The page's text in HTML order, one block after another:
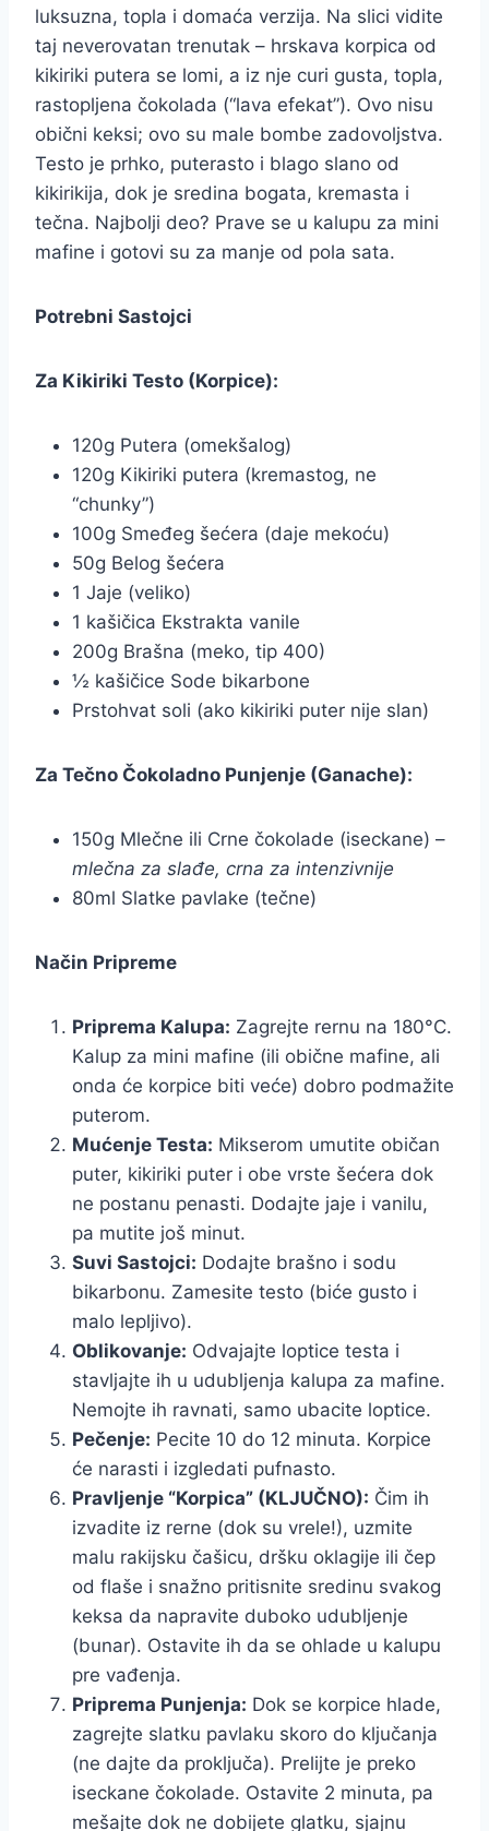
luksuzna, topla i domaća verzija. Na slici vidite
taj neverovatan trenutak – hrskava korpica od
kikiriki putera se lomi, a iz nje curi gusta, topla,
rastopljena čokolada (“lava efekat”). Ovo nisu
obični keksi; ovo su male bombe zadovoljstva.
Testo je prhko, puterasto i blago slano od
kikirikija, dok je sredina bogata, kremasta i
tečna. Najbolji deo? Prave se u kalupu za mini
mafine i gotovi su za manje od pola sata.
Potrebni Sastojci
Za Kikiriki Testo (Korpice):
120g Putera (omekšalog)
120g Kikiriki putera (kremastog, ne
“chunky”)
100g Smeđeg šećera (daje mekoću)
50g Belog šećera
1 Jaje (veliko)
1 kašičica Ekstrakta vanile
200g Brašna (meko, tip 400)
½ kašičice Sode bikarbone
Prstohvat soli (ako kikiriki puter nije slan)
Za Tečno Čokoladno Punjenje (Ganache):
150g Mlečne ili Crne čokolade (iseckane) –
mlečna za slađe, crna za intenzivnije
80ml Slatke pavlake (tečne)
Način Pripreme
Priprema Kalupa: Zagrejte rernu na 180°C.
Kalup za mini mafine (ili obične mafine, ali
onda će korpice biti veće) dobro podmažite
puterom.
Mućenje Testa: Mikserom umutite običan
puter, kikiriki puter i obe vrste šećera dok
ne postanu penasti. Dodajte jaje i vanilu,
pa mutite još minut.
Suvi Sastojci: Dodajte brašno i sodu
bikarbonu. Zamesite testo (biće gusto i
malo lepljivo).
Oblikovanje: Odvajajte loptice testa i
stavljajte ih u udubljenja kalupa za mafine.
Nemojte ih ravnati, samo ubacite loptice.
Pečenje: Pecite 10 do 12 minuta. Korpice
će narasti i izgledati pufnasto.
Pravljenje “Korpica” (KLJUČNO): Čim ih
izvadite iz rerne (dok su vrele!), uzmite
malu rakijsku čašicu, dršku oklagije ili čep
od flaše i snažno pritisnite sredinu svakog
keksa da napravite duboko udubljenje
(bunar). Ostavite ih da se ohlade u kalupu
pre vađenja.
Priprema Punjenja: Dok se korpice hlade,
zagrejte slatku pavlaku skoro do ključanja
(ne dajte da proključa). Prelijte je preko
iseckane čokolade. Ostavite 2 minuta, pa
mešajte dok ne dobijete glatku, sjajnu